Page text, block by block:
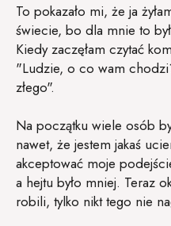
To pokazało mi, że ja
świecie, bo dla mnie to
Kiedy zaczęłam czytać
"Ludzie, o co wam
złego".
Na początku wiele osób
nawet, że jestem jakaś
akceptować moje
a hejtu było mniej. Teraz
robili, tylko nikt tego nie